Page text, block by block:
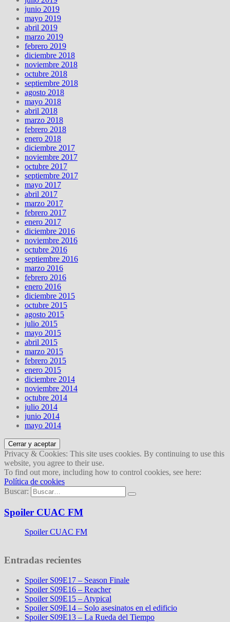
junio 2019
mayo 2019
abril 2019
marzo 2019
febrero 2019
diciembre 2018
noviembre 2018
octubre 2018
septiembre 2018
agosto 2018
mayo 2018
abril 2018
marzo 2018
febrero 2018
enero 2018
diciembre 2017
noviembre 2017
octubre 2017
septiembre 2017
mayo 2017
abril 2017
marzo 2017
febrero 2017
enero 2017
diciembre 2016
noviembre 2016
octubre 2016
septiembre 2016
marzo 2016
febrero 2016
enero 2016
diciembre 2015
octubre 2015
agosto 2015
julio 2015
mayo 2015
abril 2015
marzo 2015
febrero 2015
enero 2015
diciembre 2014
noviembre 2014
octubre 2014
julio 2014
junio 2014
mayo 2014
Privacy & Cookies: This site uses cookies. By continuing to use this
website, you agree to their use.
To find out more, including how to control cookies, see here:
Política de cookies
Buscar:
Spoiler CUAC FM
Spoiler CUAC FM
Entradas recientes
Spoiler S09E17 – Season Finale
Spoiler S09E16 – Reacher
Spoiler S09E15 – Atypical
Spoiler S09E14 – Solo asesinatos en el edificio
Spoiler S09E13 – La Rueda del Tiempo